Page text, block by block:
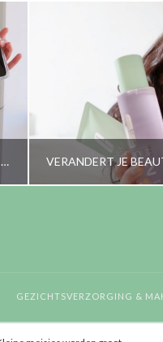
EEN LUXEPROBLEEM OF NIET? WAT GA IK NU DOEN MET MIJN SMARTPHONE?
GEZICHTSVERZORGING &